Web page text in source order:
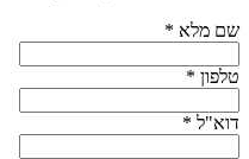
שם מלא *
טלפון *
דוא"ל *